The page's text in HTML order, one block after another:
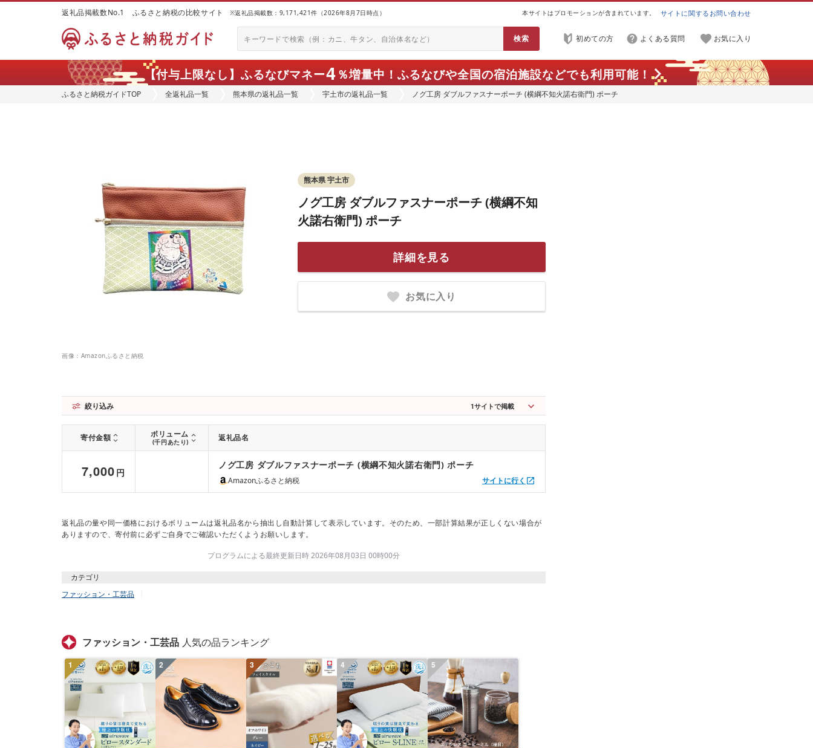
返礼品掲載数No.1 ふるさと納税の比較サイト ※返礼品掲載数：9,171,421件（2026年8月7日時点） 本サイトはプロモーションが含まれています。 サイトに関するお問い合わせ
初めての方 よくある質問 お気に入り
【付与上限なし】ふるなびマネー4％増量中！ ふるなびや全国の宿泊施設などでも利用可能！
ふるさと納税ガイドTOP 全返礼品一覧 熊本県の返礼品一覧 宇土市の返礼品一覧 ノグ工房 ダブルファスナーポーチ (横綱不知火諾右衛門) ポーチ
画像：Amazonふるさと納税
熊本県 宇土市
ノグ工房 ダブルファスナーポーチ (横綱不知
火諾右衛門) ポーチ
詳細を見る
お気に入り
絞り込み 1サイトで掲載
寄付金額 ボリューム
(千円あたり) 返礼品名
7,000 円
Amazonふるさと納税
ノグ工房 ダブルファスナーポーチ (横綱不知火諾右衛門) ポーチ
サイトに行く
返礼品の量や同一価格におけるボリュームは返礼品名から抽出し自動計算して表示しています。そのため、一部計算結果が正しくない場合が
ありますので、寄付前に必ずご自身でご確認いただくようお願いします。
プログラムによる最終更新日時 2026年08月03日 00時00分
カテゴリ
ファッション・工芸品
ファッション・工芸品 人気の品ランキング
1 2 3 4 5